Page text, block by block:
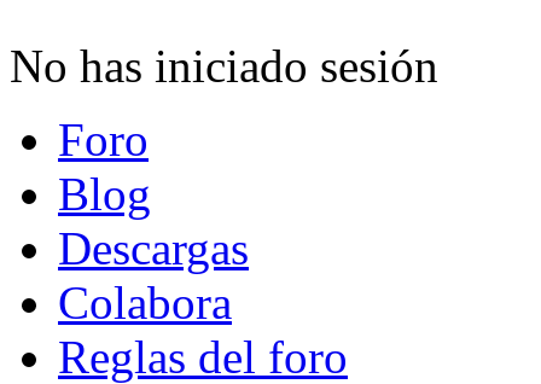
No has iniciado sesión
Foro
Blog
Descargas
Colabora
Reglas del foro